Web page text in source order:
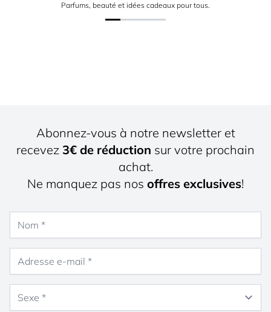
Parfums, beauté et idées cadeaux pour tous.
Abonnez-vous à notre newsletter et
recevez 3€ de réduction sur votre prochain
achat.
Ne manquez pas nos offres exclusives!